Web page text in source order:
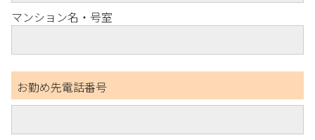
マンション名・号室
お勤め先電話番号